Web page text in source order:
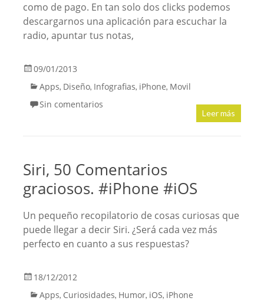
como de pago. En tan solo dos clicks podemos
descargarnos una aplicación para escuchar la
radio, apuntar tus notas,
09/01/2013
Apps, Diseño, Infografias, iPhone, Movil
Sin comentarios
Leer más
Siri, 50 Comentarios
graciosos. #iPhone #iOS
Un pequeño recopilatorio de cosas curiosas que
puede llegar a decir Siri. ¿Será cada vez más
perfecto en cuanto a sus respuestas?
18/12/2012
Apps, Curiosidades, Humor, iOS, iPhone